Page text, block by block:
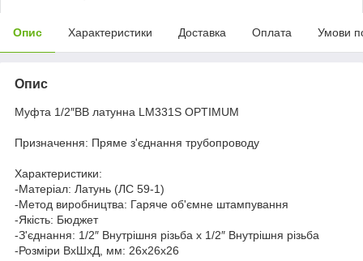
Опис Характеристики Доставка Оплата Умови
Опис
Муфта 1/2″ВВ латунна LM331S OPTIMUM
Призначення: Пряме з'єднання трубопроводу
Характеристики:
-Матеріал: Латунь (ЛС 59-1)
-Метод виробництва: Гаряче об'ємне штампування
-Якість: Бюджет
-З'єднання: 1/2″ Внутрішня різьба х 1/2″ Внутрішня різьба
-Розміри ВхШхД, мм: 26х26х26